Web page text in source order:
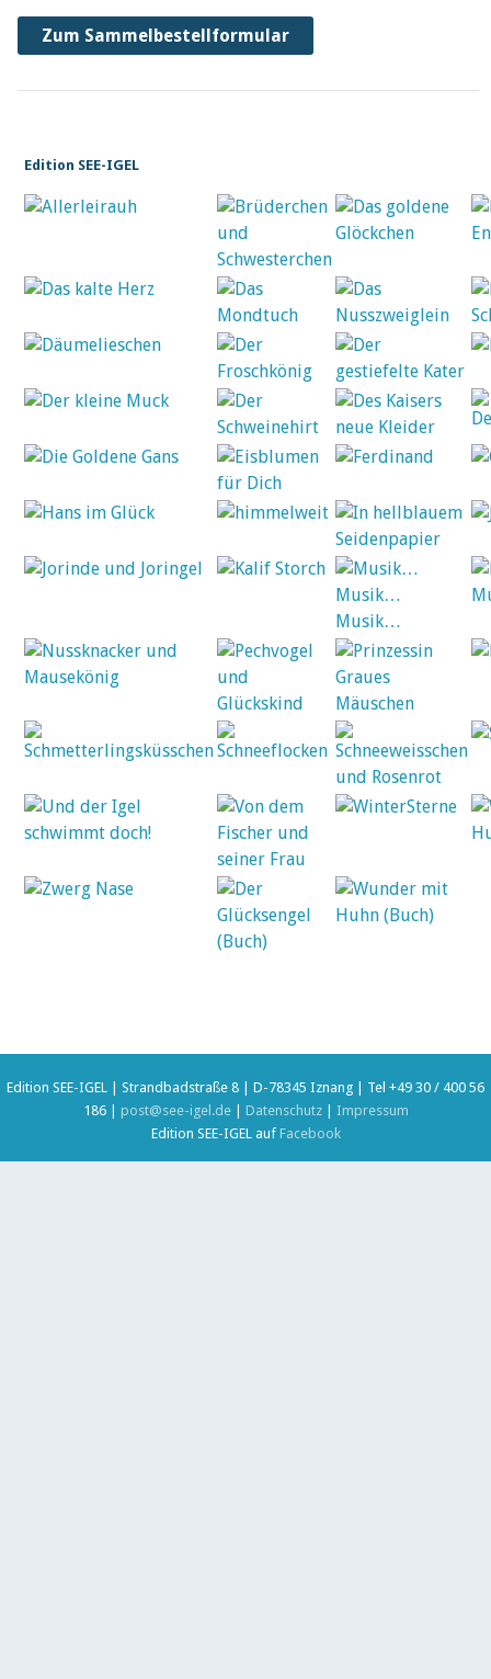
Zum Sammelbestellformular
Edition SEE-IGEL
Edition SEE-IGEL | Strandbadstraße 8 | D-78345 Iznang | Tel +49 30 / 400 56
186 | post@see-igel.de| Datenschutz| Impressum
Edition SEE-IGEL auf Facebook